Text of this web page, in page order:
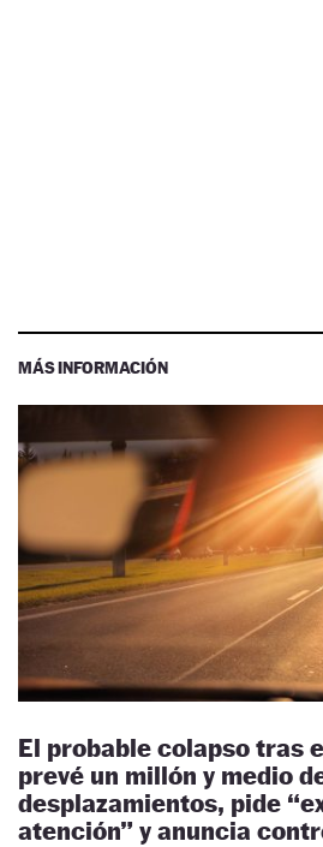
MÁS INFORMACIÓN
El probable colapso tras
prevé un millón y medio
desplazamientos, pide
atención” y anuncia